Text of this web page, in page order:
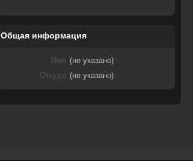
Общая информация
Имя (не указано)
Откуда (не указано)